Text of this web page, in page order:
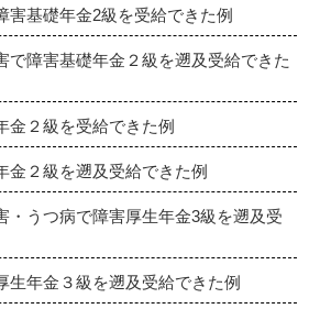
害基礎年金2級を受給できた例
で障害基礎年金２級を遡及受給できた
金２級を受給できた例
金２級を遡及受給できた例
・うつ病で障害厚生年金3級を遡及受
生年金３級を遡及受給できた例